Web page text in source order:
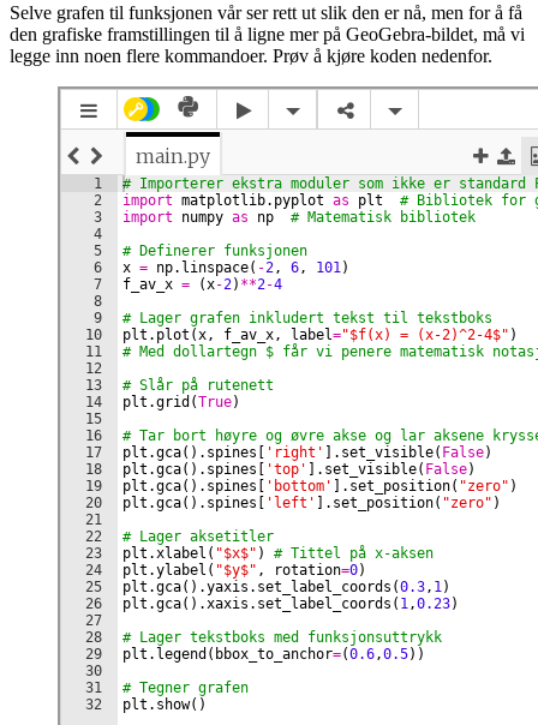
Selve grafen til funksjonen vår ser rett ut slik den er nå, men for å få
den grafiske framstillingen til å ligne mer på GeoGebra-bildet, må vi
legge inn noen flere kommandoer. Prøv å kjøre koden nedenfor.